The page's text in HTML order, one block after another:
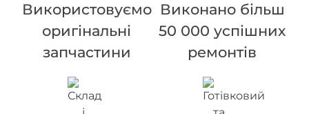
Використовуємо
оригінальні
запчастини
Виконано більш
50 000 успішних
ремонтів